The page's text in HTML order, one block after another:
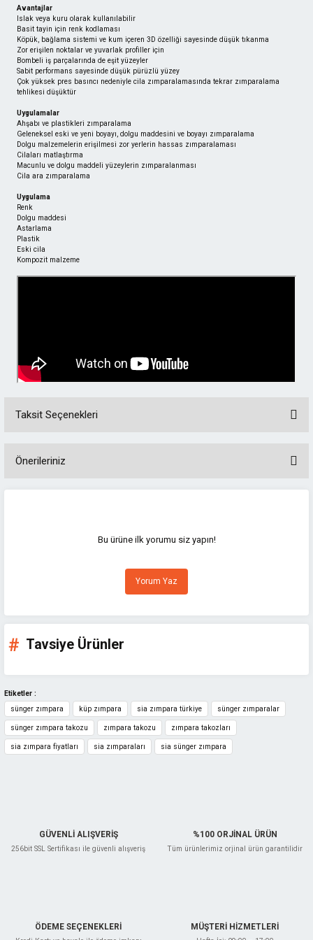
Avantajlar
Islak veya kuru olarak kullanılabilir
Basit tayin için renk kodlaması
Köpük, bağlama sistemi ve kum içeren 3D özelliği sayesinde düşük tıkanma
Zor erişilen noktalar ve yuvarlak profiller için
Bombeli iş parçalarında de eşit yüzeyler
Sabit performans sayesinde düşük pürüzlü yüzey
Çok yüksek pres basıncı nedeniyle cila zımparalamasında tekrar zımparalama
tehlikesi düşüktür
Uygulamalar
Ahşabı ve plastikleri zımparalama
Geleneksel eski ve yeni boyayı, dolgu maddesini ve boyayı zımparalama
Dolgu malzemelerin erişilmesi zor yerlerin hassas zımparalaması
Cilaları matlaştırma
Macunlu ve dolgu maddeli yüzeylerin zımparalanması
Cila ara zımparalama
Uygulama
Renk
Dolgu maddesi
Astarlama
Plastik
Eski cila
Kompozit malzeme
Taksit Seçenekleri
Önerileriniz
Görüş ve önerileriniz için teşekkür ederiz.
Ürün resmi kalitesiz, bozuk veya görüntülenemiyor.
Ürün açıklamasında eksik bilgiler bulunuyor.
Bu ürüne benzer farklı alternatifler olmalı.
Gönder
Bu ürüne ilk yorumu siz yapın!
Yorum Yaz
Tavsiye Ürünler
Sia 7983 Siasponge Flex Sünger Zımpara 98x120 mm - Ultrafine
Etiketler :
sünger zımpara
küp zımpara sia zımpara türkiye sünger zımparalar
sünger zımpara takozu zımpara takozu zımpara takozları
sia zımpara fiyatları sia zımparaları sia sünger zımpara
GÜVENLİ ALIŞVERİŞ
256bit SSL Sertifikası ile güvenli alışveriş
%100 ORJİNAL ÜRÜN
Tüm ürünlerimiz orjinal ürün garantilidir
ÖDEME SEÇENEKLERİ MÜŞTERİ HİZMETLERİ